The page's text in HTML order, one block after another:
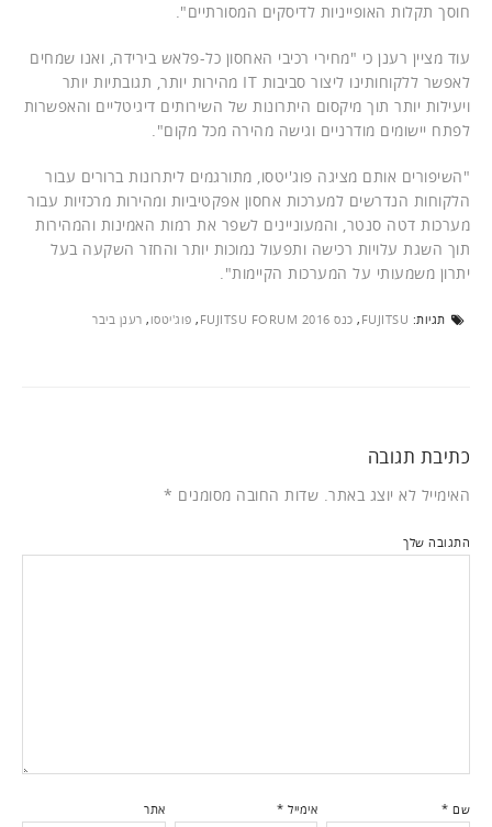
חוסך תקלות האופייניות לדיסקים המסורתיים".
עוד מציין רענן כי "מחירי רכיבי האחסון כל-פלאש בירידה, ואנו שמחים
לאפשר ללקוחותינו ליצור סביבות IT מהירות יותר, תגובתיות יותר
ויעילות יותר תוך מיקסום היתרונות של השירותים דיגיטליים והאפשרות
לפתח יישומים מודרניים וגישה מהירה מכל מקום".
"השיפורים אותם מציגה פוג'יטסו, מתורגמים ליתרונות ברורים עבור
הלקוחות הנדרשים למערכות אחסון אפקטיביות ומהירות מרכזיות עבור
מערכות דטה סנטר, והמעוניינים לשפר את רמות האמינות והמהירות
תוך השגת עלויות רכישה ותפעול נמוכות יותר והחזר השקעה בעל
יתרון משמעותי על המערכות הקיימות".
תגיות: FUJITSU
, כנס FUJITSU FORUM 2016 , פוג'יטסו , רענן ביבר
כתיבת תגובה
האימייל לא יוצג באתר. שדות החובה מסומנים *
התגובה שלך
שם * אימייל * אתר